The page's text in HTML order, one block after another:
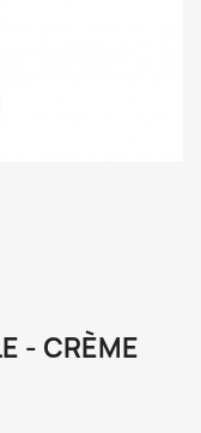
- CRÈME